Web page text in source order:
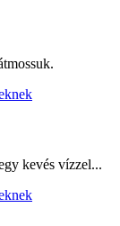
kevés vízzel...